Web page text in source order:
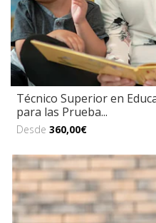
Técnico Superior en
para las Prueba...
Desde 360,00€